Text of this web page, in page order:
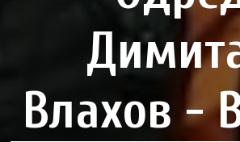
Влахов -